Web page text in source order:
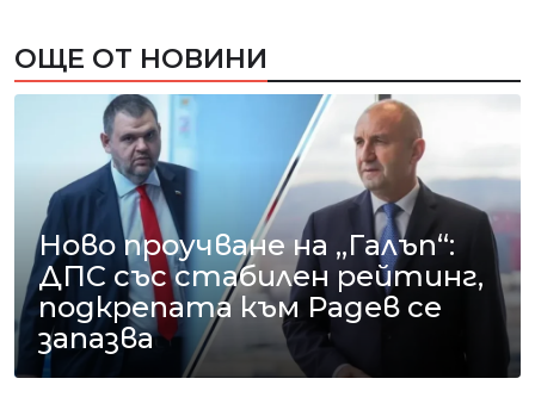
ОЩЕ ОТ НОВИНИ
Ново проучване на „Галъп“:
ДПС със стабилен рейтинг,
подкрепата към Радев се
запазва